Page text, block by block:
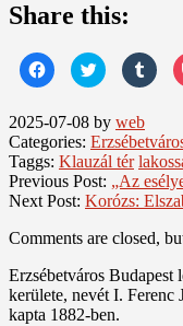
Share this:
Click
to
share
Facebook
(Opens
in
new
window)
Click
to
share
Twitter
(Opens
in
new
window)
Click
to
share
in
new
2025-07-08 by web
Categories:
Taggs: Klauzál tér
Previous Post: „Az
Next Post: Korózs:
Comments are closed,
Erzsébetváros Budapest
kerülete, nevét I. Ferenc
kapta 1882-ben.